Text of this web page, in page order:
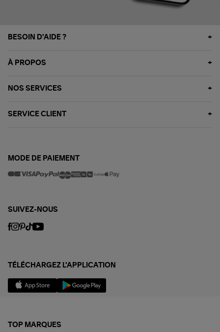
BESOIN D'AIDE ?
À PROPOS
NOS SERVICES
SERVICE CLIENT
MODE DE PAIEMENT
SUIVEZ-NOUS
TÉLÉCHARGEZ L'APPLICATION
TOP MARQUES